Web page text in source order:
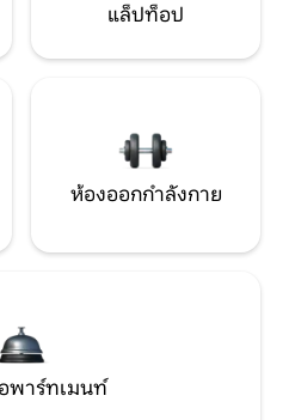
แล็ปท็อป
ห้องออกกำลังกาย
พาร์ทเมนท์